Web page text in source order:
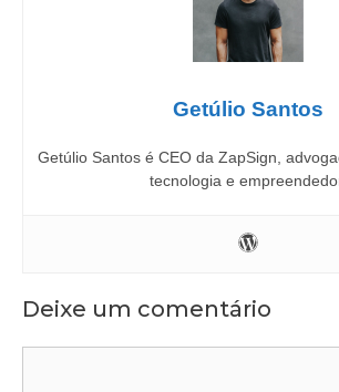
Getúlio Santos
Getúlio Santos é CEO da ZapSign,
tecnologia e
Deixe um comentário